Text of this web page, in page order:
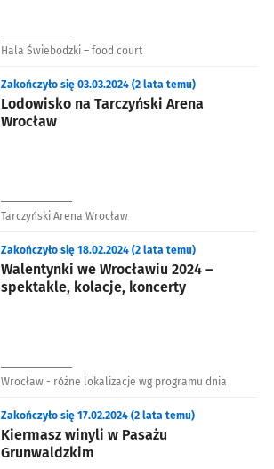
Hala Świebodzki – food court
Lodowisko na Tarczyński Arena
Wrocław
Zakończyło się 03.03.2024 (2 lata temu)
Tarczyński Arena Wrocław
Walentynki we Wrocławiu 2024 –
spektakle, kolacje, koncerty
Zakończyło się 18.02.2024 (2 lata temu)
Wrocław - różne lokalizacje wg programu dnia
Kiermasz winyli w Pasażu
Grunwaldzkim
Zakończyło się 17.02.2024 (2 lata temu)